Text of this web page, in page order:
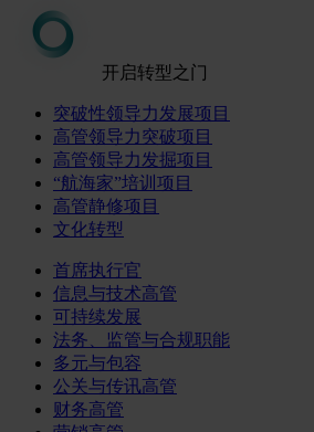
开启转型之门
突破性领导力发展项目
高管领导力突破项目
高管领导力发掘项目
“航海家”培训项目
高管静修项目
文化转型
首席执行官
信息与技术高管
可持续发展
法务、监管与合规职能
多元与包容
公关与传讯高管
财务高管